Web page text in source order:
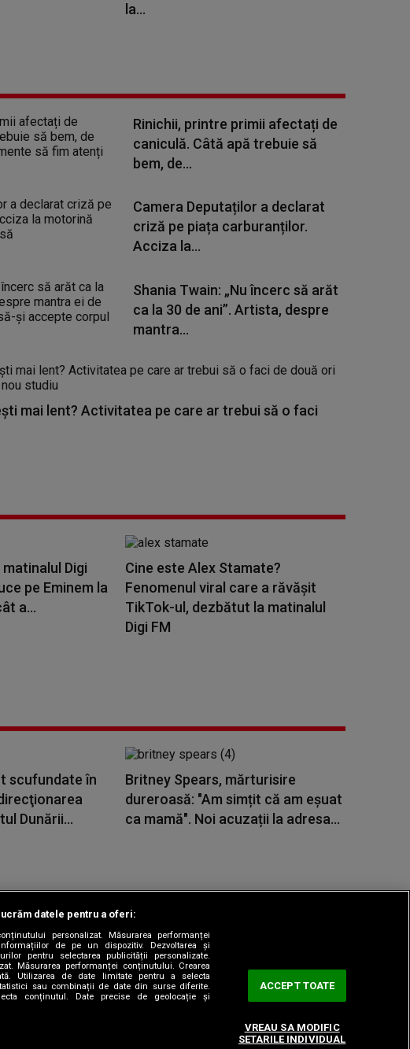
la...
Rinichii, printre primii afectați de
caniculă. Câtă apă trebuie să
bem, de...
Camera Deputaților a declarat
criză pe piața carburanților.
Acciza la...
Shania Twain: „Nu încerc să arăt
ca la 30 de ani”. Artista, despre
mantra...
mai lent? Activitatea pe care ar trebui să o faci
Digi
pe Eminem la
a...
Cine este Alex Stamate?
Fenomenul viral care a răvășit
TikTok-ul, dezbătut la matinalul
Digi FM
scufundate în
Dunării...
Britney Spears, mărturisire
dureroasă: "Am simțit că am eșuat
ca mamă". Noi acuzații la adresa...
Info| Codul etic|Sitemap
datele pentru a oferi:
personalizat. Măsurarea performanței
de pe un dispozitiv. Dezvoltarea și
pentru selectarea publicității personalizate.
Măsurarea performanței conținutului. Crearea
Utilizarea de date limitate pentru a selecta
sau combinații de date din surse diferite.
conținutul. Date precise de geolocație și
ACCEPT TOATE
VREAU SA MODIFIC
SETARILE INDIVIDUAL